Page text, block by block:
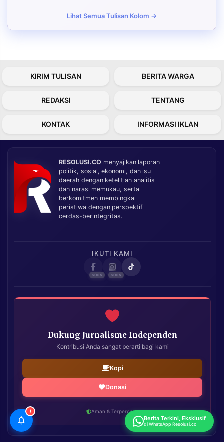
Lihat Semua Tulisan Kolom →
KIRIM TULISAN BERITA WARGA
REDAKSI TENTANG
KONTAK INFORMASI IKLAN
RESOLUSI.CO menyajikan laporan
politik, sosial, ekonomi, dan isu
daerah dengan ketelitian analitis
dan narasi memukau, serta
berkomitmen membingkai
peristiwa dengan perspektif
cerdas-berintegritas.
IKUTI KAMI
Dukung Jurnalisme Independen
Kontribusi Anda sangat berarti bagi kami
Kopi
Donasi
Aman & Terpercaya
!
Berita Terkini, Eksklusif
di WhatsApp Resolusi.co